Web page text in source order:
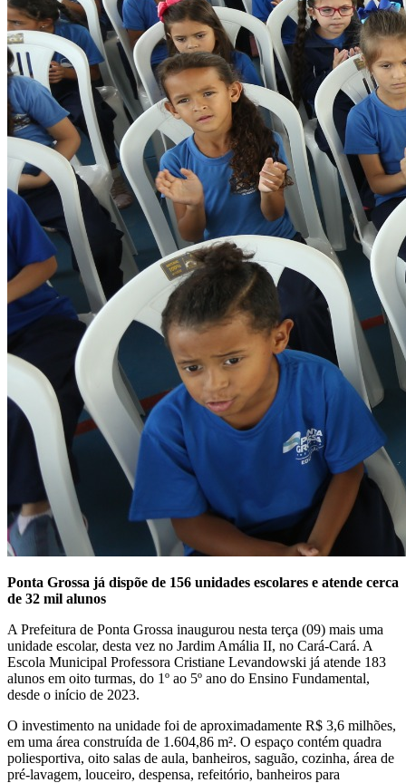
Ponta Grossa já dispõe de 156 unidades escolares e atende cerca
de 32 mil alunos
A Prefeitura de Ponta Grossa inaugurou nesta terça (09) mais uma
unidade escolar, desta vez no Jardim Amália II, no Cará-Cará. A
Escola Municipal Professora Cristiane Levandowski já atende 183
alunos em oito turmas, do 1º ao 5º ano do Ensino Fundamental,
desde o início de 2023.
O investimento na unidade foi de aproximadamente R$ 3,6 milhões,
em uma área construída de 1.604,86 m². O espaço contém quadra
poliesportiva, oito salas de aula, banheiros, saguão, cozinha, área de
pré-lavagem, louceiro, despensa, refeitório, banheiros para